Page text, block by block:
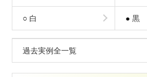
○ 白 ● 黒
過去実例全一覧